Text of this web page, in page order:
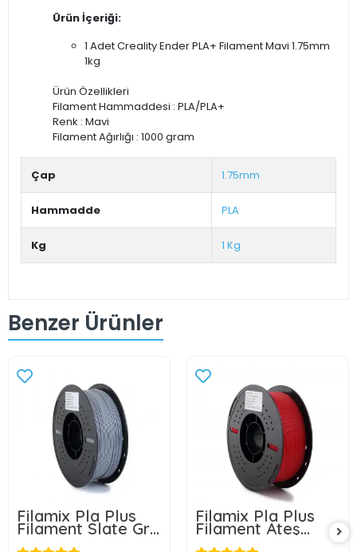
Ürün İçeriği:
1 Adet Creality Ender PLA+ Filament Mavi 1.75mm
1kg
Ürün Özellikleri
Filament Hammaddesi : PLA/PLA+
Renk : Mavi
Filament Ağırlığı : 1000 gram
Çap 1.75mm
Hammadde PLA
Kg 1 Kg
Benzer Ürünler
Filamix Pla Plus
Filament Slate Gri
1.75mm 1kg
Filamix Pla Plus
Filament Ateş
Kırmızı 1.75mm 1kg